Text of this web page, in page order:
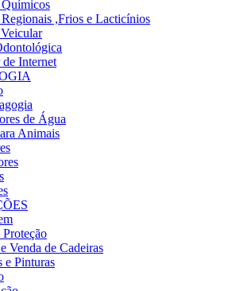
,Frios e Lacticínios
Internet
de Água
Animais
Proteção
Venda de Cadeiras
e Pinturas